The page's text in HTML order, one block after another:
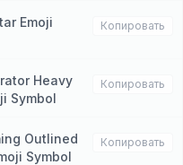
Emoji
Копировать
Heavy
Symbol
Копировать
Outlined
Symbol
Копировать